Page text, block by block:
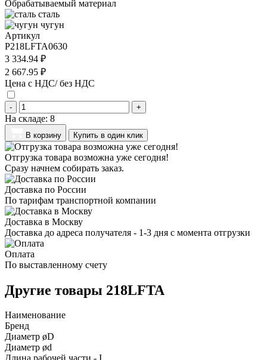
Обрабатываемый материал
сталь
чугун
Артикул
P218LFTA0630
3 334.94 ₽
2 667.95 ₽
Цена с НДС/ без НДС
- +
На складе: 8
В корзину Купить в один клик
Отгрузка товара возможна уже сегодня!
Сразу начнем собирать заказ.
Доставка по России
По тарифам транспортной компании
Доставка в Москву
Доставка до адреса получателя - 1-3 дня с момента отгрузки
Оплата
По выставленному счету
Другие товары 218LFTA
Наименование
Бренд
Диаметр øD
Диаметр ød